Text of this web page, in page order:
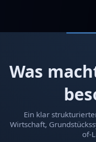
Was
Ein klar
Wirtschaft,
of-